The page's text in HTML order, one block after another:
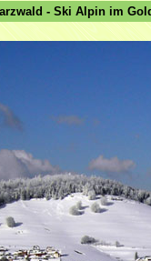
- Ski Alpin im